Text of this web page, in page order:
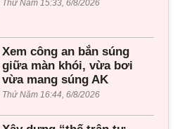
Thứ Năm 15:33, 6/8/2026
Xem công an bắn súng
giữa màn khói, vừa bơi
vừa mang súng AK
Thứ Năm 16:44, 6/8/2026